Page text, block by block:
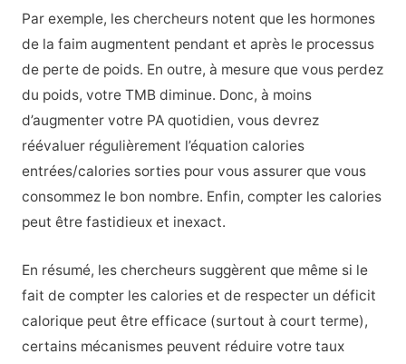
Par exemple, les chercheurs notent que les hormones
de la faim augmentent pendant et après le processus
de perte de poids. En outre, à mesure que vous perdez
du poids, votre TMB diminue. Donc, à moins
d’augmenter votre PA quotidien, vous devrez
réévaluer régulièrement l’équation calories
entrées/calories sorties pour vous assurer que vous
consommez le bon nombre. Enfin, compter les calories
peut être fastidieux et inexact.
En résumé, les chercheurs suggèrent que même si le
fait de compter les calories et de respecter un déficit
calorique peut être efficace (surtout à court terme),
certains mécanismes peuvent réduire votre taux